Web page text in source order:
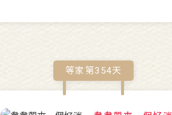
等家第354天